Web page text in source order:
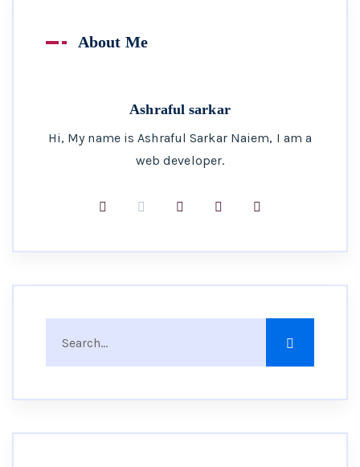
About Me
Ashraful sarkar
Hi, My name is Ashraful Sarkar Naiem, I am a
web developer.